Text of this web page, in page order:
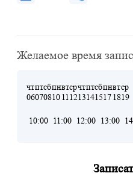
Желаемое время
чт
06
пт
07
сб
08
пн
10
вт
11
ср
12
чт
13
пт
14
сб
15
пн
17
вт
18
ср
19
10:00 11:00 12:00 13:00